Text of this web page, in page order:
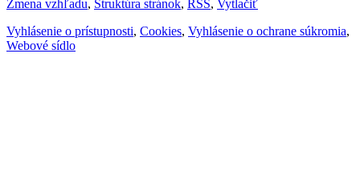
Zmena vzhľadu, Štruktúra stránok, RSS, Vytlačiť
Vyhlásenie o prístupnosti, Cookies, Vyhlásenie o ochrane súkromia,
Webové sídlo